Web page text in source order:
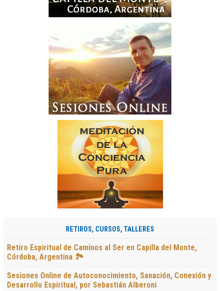
RETIROS, CURSOS, TALLERES
Retiro Espiritual de Caminos al Ser en Capilla del Monte,
Córdoba, Argentina 🏞️
Sesiones Online de Autoconocimiento, Sanación, Conexión y
Desarrollo Espiritual, por Sebastián Alberoni